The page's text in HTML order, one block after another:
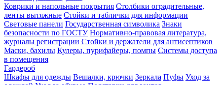
Коврики и напольные покрытия Столбики оградительные,
ленты вытяжные Стойки и таблички для информации
Световые панели Государственная символика Знаки
безопасности по ГОСТУ Нормативно-правовая литература,
журналы регистрации Стойки и держатели для антисептиков
Маски, бахилы Кулеры, пурифайеры, помпы Системы доступа
в помещения
Гардероб
Шкафы для одежды Вешалки, крючки Зеркала Пуфы Уход за